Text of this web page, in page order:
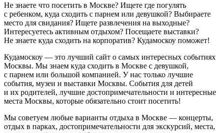
Не знаете что посетить в Москве? Ищете где погулять
с ребенком, куда сходить с парнем или девушкой? Выбираете
место для свидания? Ищете развлечения на выходные?
Интересуетесь активным отдыхом? Посещаете выставки?
Не знаете куда сходить на корпоратив? Кудамоскоу поможет!
Кудамоскоу — это лучший сайт о самых интересных событиях
Москвы. Мы знаем куда сходить в Москве с девушкой,
с парнем или большой компанией. У нас только лучшие
события, музеи и выставки Москвы. События для детей
и их родителей, лучшие достопримечательности и интересные
места Москвы, которые обязательно стоит посетить!
Мы советуем любые варианты отдыха в Москве — концерты,
отдых в парках, достопримечательности для экскурсий, места,